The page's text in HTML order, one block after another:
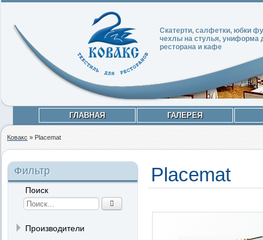
Скатерти, салфетки, юбки
чехлы на стулья, униформа
ресторана и кафе
ГЛАВНАЯ ГАЛЕРЕЯ
Ковакс » Placemat
Фильтр
Поиск
Производители
Placemat